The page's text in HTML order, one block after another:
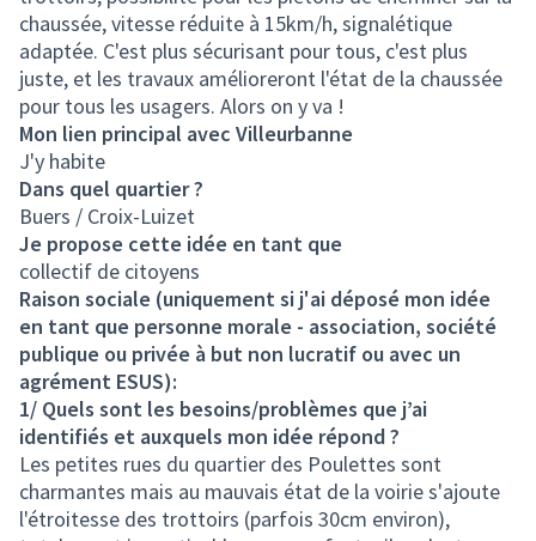
chaussée, vitesse réduite à 15km/h, signalétique
adaptée. C'est plus sécurisant pour tous, c'est plus
juste, et les travaux amélioreront l'état de la chaussée
pour tous les usagers. Alors on y va !
Mon lien principal avec Villeurbanne
J'y habite
Dans quel quartier ?
Buers / Croix-Luizet
Je propose cette idée en tant que
collectif de citoyens
Raison sociale (uniquement si j'ai déposé mon idée
en tant que personne morale - association, société
publique ou privée à but non lucratif ou avec un
agrément ESUS):
1/ Quels sont les besoins/problèmes que j’ai
identifiés et auxquels mon idée répond ?
Les petites rues du quartier des Poulettes sont
charmantes mais au mauvais état de la voirie s'ajoute
l'étroitesse des trottoirs (parfois 30cm environ),